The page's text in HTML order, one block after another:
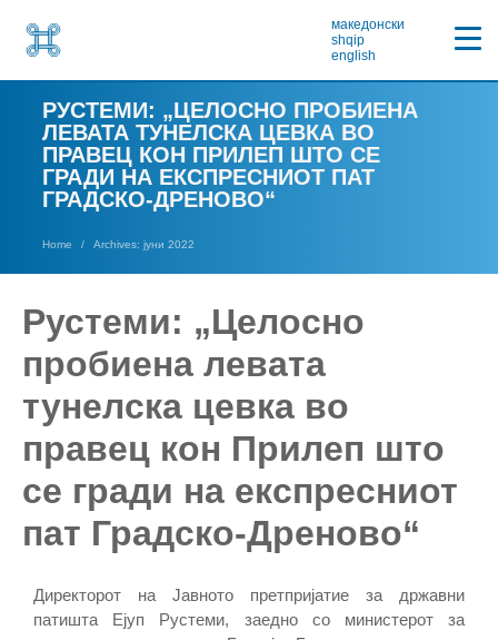
македонски
shqip
english
РУСТЕМИ: „ЦЕЛОСНО ПРОБИЕНА
ЛЕВАТА ТУНЕЛСКА ЦЕВКА ВО
ПРАВЕЦ КОН ПРИЛЕП ШТО СЕ
ГРАДИ НА ЕКСПРЕСНИОТ ПАТ
ГРАДСКО-ДРЕНОВО“
Home Archives: јуни 2022
Рустеми: „Целосно
пробиена левата
тунелска цевка во
правец кон Прилеп што
се гради на експресниот
пат Градско-Дреново“
Директорот на Јавното претпријатие за државни
патишта Ејуп Рустеми, заедно со министерот за